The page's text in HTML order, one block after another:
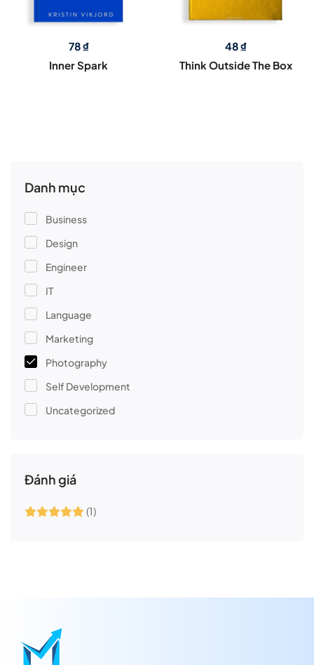
Danh mục
Business
Design
Engineer
IT
Language
Marketing
Photography
Self Development
Uncategorized
Đánh giá
(1)
78₫
Inner Spark
48₫
Think Outside The Box